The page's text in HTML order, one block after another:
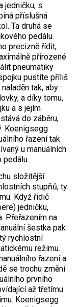
jedničku, s
příslušná
Ta druhá se
pedálu.
precizně řídit,
přirozené
pneumatiky
pustíte příliš
tak, aby
a díky tomu,
a s jejím
do záběru,
Koenigsegg
řazení tak
u manuálních
pedálu.
složitější.
stupňů, ty
Když řidič
jedničku,
Přeřazením na
šestka pak
rychlostní
režimu.
řazení a
se trochu změní
prvního
až třetímu
Koenig­segg